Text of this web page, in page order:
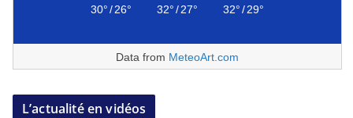
30°/26° 32°/27° 32°/29°
Data from MeteoArt.com
L’actualité en vidéos